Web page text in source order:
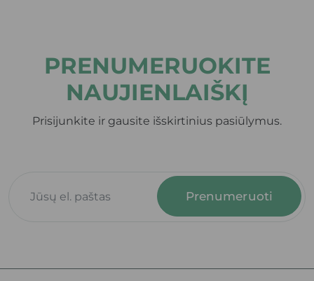
PRENUMERUOKITE
NAUJIENLAIŠKĮ
Prisijunkite ir gausite išskirtinius pasiūlymus.